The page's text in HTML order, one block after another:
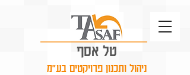
טל אסף
ניהול ותכנון פרויקטים בע"מ